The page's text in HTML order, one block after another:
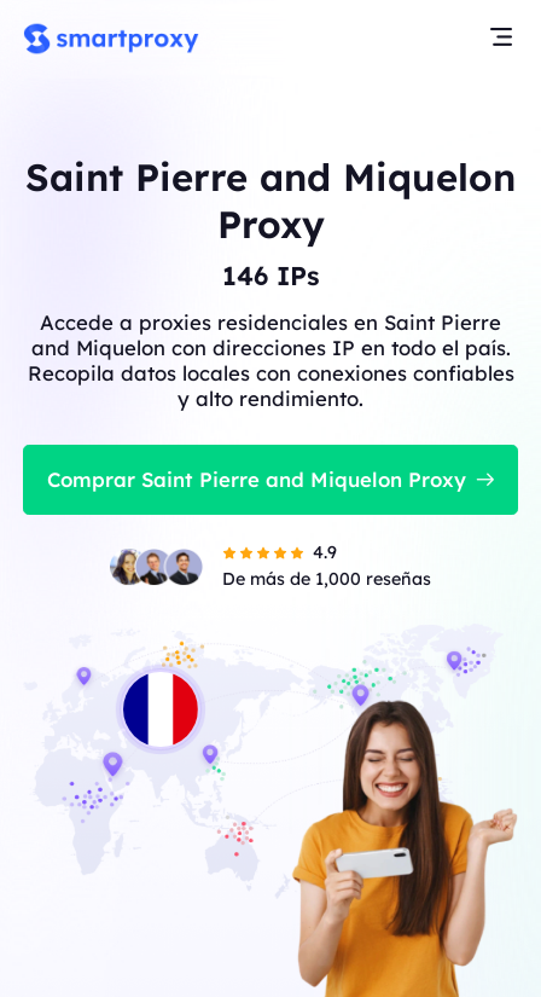
Saint Pierre and Miquelon
Proxy
146IPs
Accede a proxies residenciales en Saint Pierre
and Miquelon con direcciones IP en todo el país.
Recopila datos locales con conexiones confiables
y alto rendimiento.
Comprar Saint Pierre and Miquelon Proxy
4.9
De más de 1,000 reseñas